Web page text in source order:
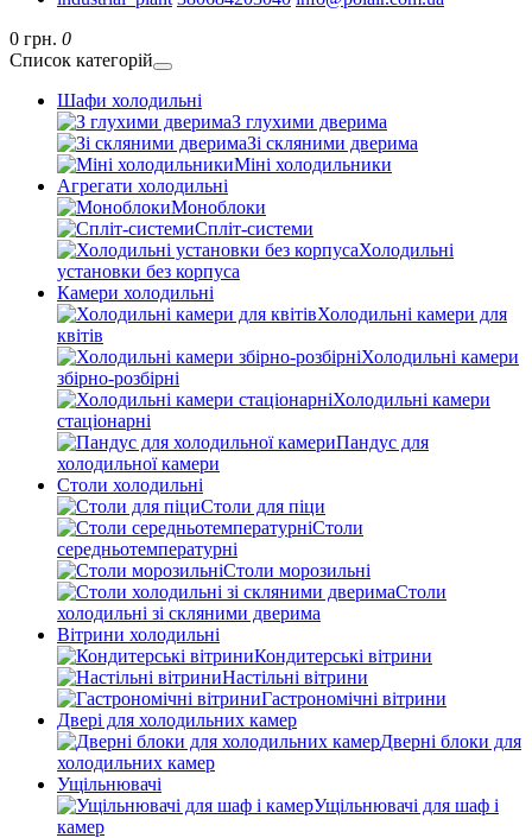
0 грн. 0
Список категорій
Шафи холодильні
З глухими дверима
Зі скляними дверима
Міні холодильники
Агрегати холодильні
Моноблоки
Спліт-системи
Холодильні
установки без корпуса
Камери холодильні
Холодильні камери для
квітів
Холодильні камери
збірно-розбірні
Холодильні камери
стаціонарні
Пандус для
холодильної камери
Столи холодильні
Столи для піци
Столи
середньотемпературні
Столи морозильні
Столи
холодильні зі скляними дверима
Вітрини холодильні
Кондитерські вітрини
Настільні вітрини
Гастрономічні вітрини
Двері для холодильних камер
Дверні блоки для
холодильних камер
Ущільнювачі
Ущільнювачі для шаф і
камер